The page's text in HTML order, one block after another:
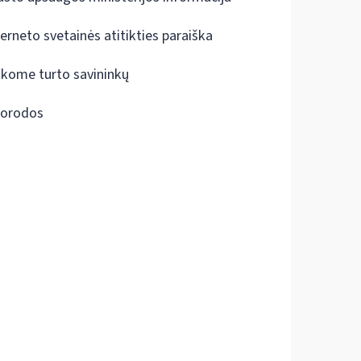
svetainės atitikties paraiška
turto savininkų